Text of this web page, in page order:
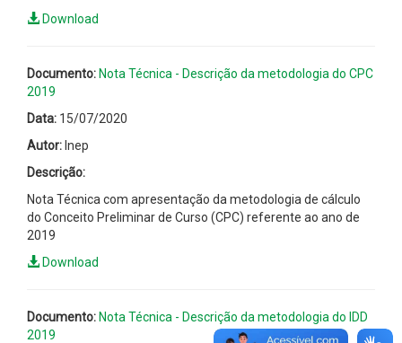
Download
Documento: Nota Técnica - Descrição da metodologia do CPC
2019
Data: 15/07/2020
Autor: Inep
Descrição:
Nota Técnica com apresentação da metodologia de cálculo
do Conceito Preliminar de Curso (CPC) referente ao ano de
2019
Download
Documento: Nota Técnica - Descrição da metodologia do IDD
2019